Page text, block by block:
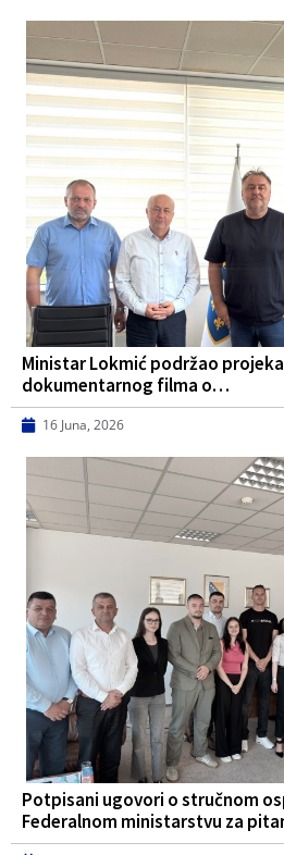
Ministar Lokmić podržao
dokumentarnog filma o…
16 Juna, 2026
Potpisani ugovori o stručnom
Federalnom ministarstvu za